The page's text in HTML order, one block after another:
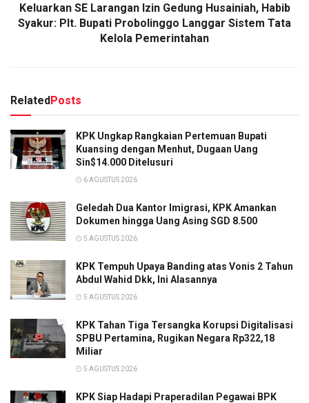
Keluarkan SE Larangan Izin Gedung Husainiah, Habib
Syakur: Plt. Bupati Probolinggo Langgar Sistem Tata
Kelola Pemerintahan
RelatedPosts
KPK Ungkap Rangkaian Pertemuan Bupati
Kuansing dengan Menhut, Dugaan Uang
Sin$14.000 Ditelusuri
6 AGUSTUS 2026
Geledah Dua Kantor Imigrasi, KPK Amankan
Dokumen hingga Uang Asing SGD 8.500
5 AGUSTUS 2026
KPK Tempuh Upaya Banding atas Vonis 2 Tahun
Abdul Wahid Dkk, Ini Alasannya
5 AGUSTUS 2026
KPK Tahan Tiga Tersangka Korupsi Digitalisasi
SPBU Pertamina, Rugikan Negara Rp322,18
Miliar
5 AGUSTUS 2026
KPK Siap Hadapi Praperadilan Pegawai BPK